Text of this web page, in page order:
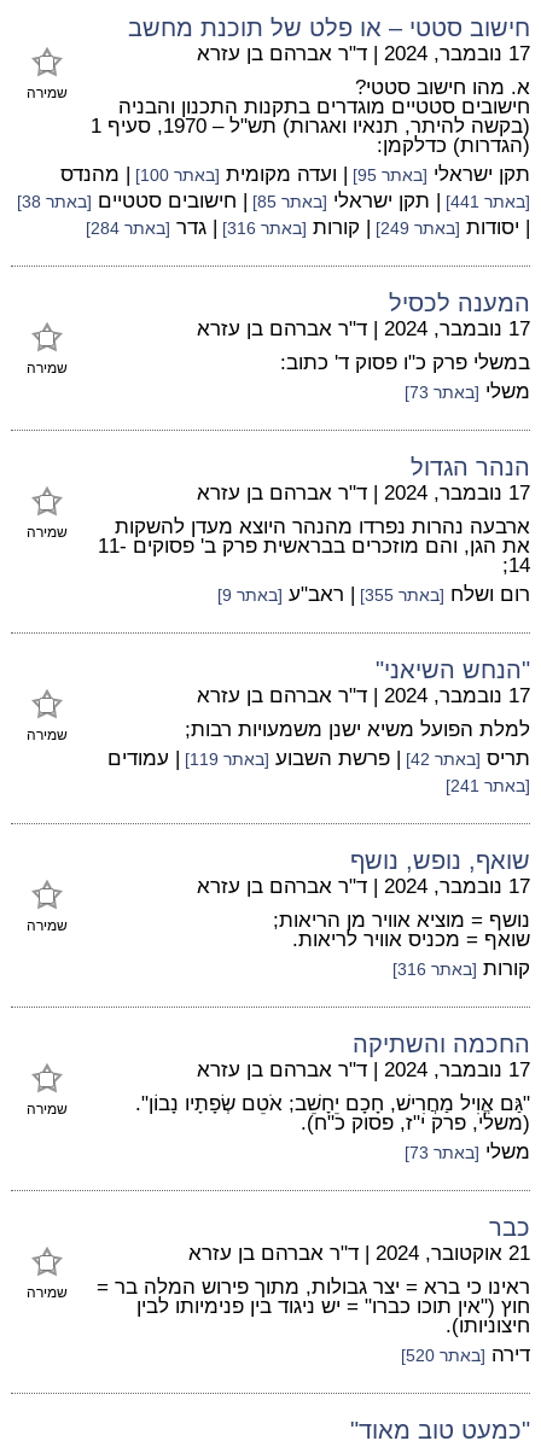
חישוב סטטי – או פלט של תוכנת מחשב
שמירה
17 נובמבר, 2024 | ד"ר אברהם בן עזרא
א. מהו חישוב סטטי?
חישובים סטטיים מוגדרים בתקנות התכנון והבניה
(בקשה להיתר, תנאיו ואגרות) תש"ל – 1970, סעיף 1
(הגדרות) כדלקמן:
תקן ישראלי [באתר 95] | ועדה מקומית [באתר 100] | מהנדס
[באתר 441] | תקן ישראלי [באתר 85] | חישובים סטטיים [באתר 38]
| יסודות [באתר 249] | קורות [באתר 316] | גדר [באתר 284]
המענה לכסיל
שמירה
17 נובמבר, 2024 | ד"ר אברהם בן עזרא
במשלי פרק כ"ו פסוק ד' כתוב:
משלי [באתר 73]
הנהר הגדול
שמירה
17 נובמבר, 2024 | ד"ר אברהם בן עזרא
ארבעה נהרות נפרדו מהנהר היוצא מעדן להשקות
את הגן, והם מוזכרים בבראשית פרק ב' פסוקים 11-
14;
רום ושלח [באתר 355] | ראב"ע [באתר 9]
"הנחש השיאני"
שמירה
17 נובמבר, 2024 | ד"ר אברהם בן עזרא
למלת הפועל משיא ישנן משמעויות רבות;
תריס [באתר 42] | פרשת השבוע [באתר 119] | עמודים
[באתר 241]
שואף, נופש, נושף
שמירה
17 נובמבר, 2024 | ד"ר אברהם בן עזרא
נושף = מוציא אוויר מן הריאות;
שואף = מכניס אוויר לריאות.
קורות [באתר 316]
החכמה והשתיקה
שמירה
17 נובמבר, 2024 | ד"ר אברהם בן עזרא
"גַּם אֱוִיל מַחֲרִישׁ, חָכָם יֵחָשֵׁב; אֹטֵם שְׂפָתָיו נָבוֹן".
(משלי, פרק י"ז, פסוק כ"ח).
משלי [באתר 73]
כבר
שמירה
21 אוקטובר, 2024 | ד"ר אברהם בן עזרא
ראינו כי ברא = יצר גבולות, מתוך פירוש המלה בר =
חוץ ("אין תוכו כברו" = יש ניגוד בין פנימיותו לבין
חיצוניותו).
דירה [באתר 520]
"כמעט טוב מאוד"